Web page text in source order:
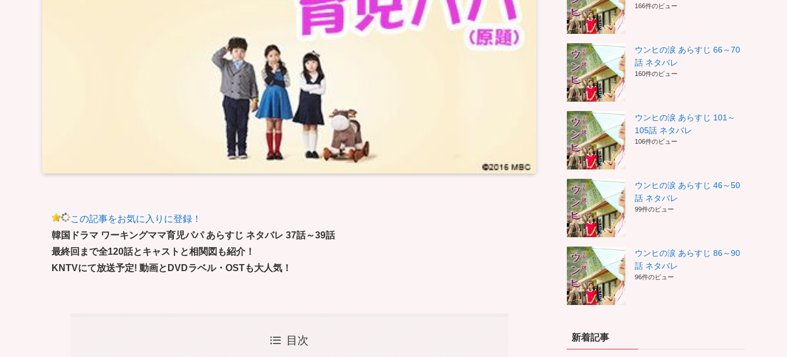
この記事をお気に入りに登録！
韓国ドラマ ワーキングママ育児パパ あらすじ ネタバレ 37話～39話
最終回まで全120話とキャストと相関図も紹介！
KNTVにて放送予定! 動画とDVDラベル・OSTも大人気！
目次
166件のビュー
ウンヒの涙 あらすじ 66～70
話 ネタバレ
160件のビュー
ウンヒの涙 あらすじ 101～
105話 ネタバレ
106件のビュー
ウンヒの涙 あらすじ 46～50
話 ネタバレ
99件のビュー
ウンヒの涙 あらすじ 86～90
話 ネタバレ
96件のビュー
新着記事